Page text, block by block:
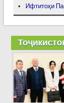
Ифтитоҳи